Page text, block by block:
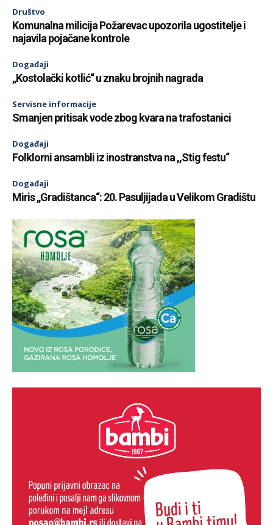
Društvo
Komunalna milicija Požarevac upozorila ugostitelje i
najavila pojačane kontrole
Događaji
„Kostolački kotlić“ u znaku brojnih nagrada
Servisne informacije
Smanjen pritisak vode zbog kvara na trafostanici
Događaji
Folklorni ansambli iz inostranstva na ,,Stig festu“
Događaji
Miris „Gradištanca“: 20. Pasuljijada u Velikom Gradištu